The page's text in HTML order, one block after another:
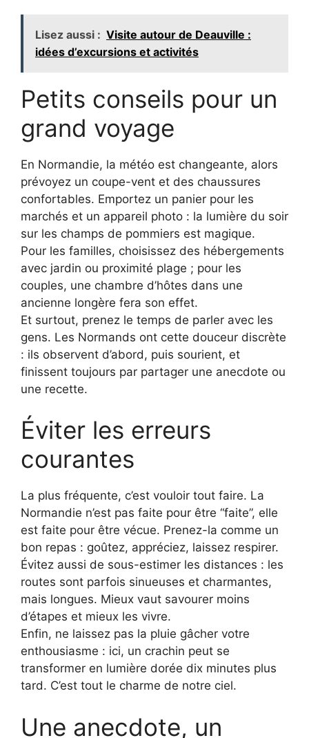
Lisez aussi : Visite autour de Deauville :
idées d’excursions et activités
Petits conseils pour un
grand voyage
En Normandie, la météo est changeante, alors
prévoyez un coupe-vent et des chaussures
confortables. Emportez un panier pour les
marchés et un appareil photo : la lumière du soir
sur les champs de pommiers est magique.
Pour les familles, choisissez des hébergements
avec jardin ou proximité plage ; pour les
couples, une chambre d’hôtes dans une
ancienne longère fera son effet.
Et surtout, prenez le temps de parler avec les
gens. Les Normands ont cette douceur discrète
: ils observent d’abord, puis sourient, et
finissent toujours par partager une anecdote ou
une recette.
Éviter les erreurs
courantes
La plus fréquente, c’est vouloir tout faire. La
Normandie n’est pas faite pour être “faite”, elle
est faite pour être vécue. Prenez-la comme un
bon repas : goûtez, appréciez, laissez respirer.
Évitez aussi de sous-estimer les distances : les
routes sont parfois sinueuses et charmantes,
mais longues. Mieux vaut savourer moins
d’étapes et mieux les vivre.
Enfin, ne laissez pas la pluie gâcher votre
enthousiasme : ici, un crachin peut se
transformer en lumière dorée dix minutes plus
tard. C’est tout le charme de notre ciel.
Une anecdote, un